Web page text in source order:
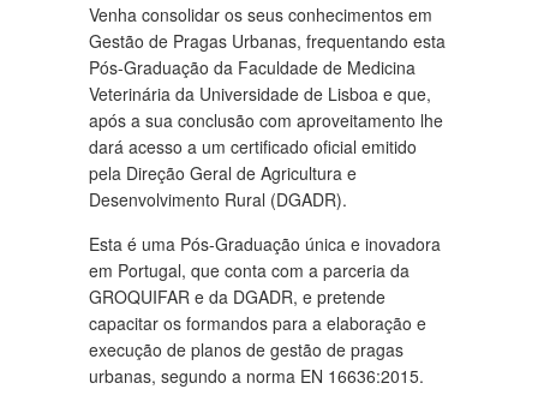
Venha consolidar os seus conhecimentos em
Gestão de Pragas Urbanas, frequentando esta
Pós-Graduação da Faculdade de Medicina
Veterinária da Universidade de Lisboa e que,
após a sua conclusão com aproveitamento lhe
dará acesso a um certificado oficial emitido
pela Direção Geral de Agricultura e
Desenvolvimento Rural (DGADR).
Esta é uma Pós-Graduação única e inovadora
em Portugal, que conta com a parceria da
GROQUIFAR e da DGADR, e pretende
capacitar os formandos para a elaboração e
execução de planos de gestão de pragas
urbanas, segundo a norma EN 16636:2015.